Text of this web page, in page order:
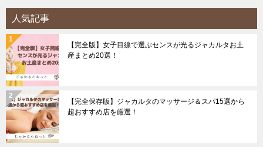
人気記事
【完全版】女子目線で選ぶセンスが光るジャカルタお土
産まとめ20選！
【完全保存版】ジャカルタのマッサージ＆スパ15選から
超おすすめ店を厳選！